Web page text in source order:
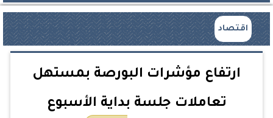
اقتصاد
ارتفاع مؤشرات البورصة بمستهل
تعاملات جلسة بداية الأسبوع